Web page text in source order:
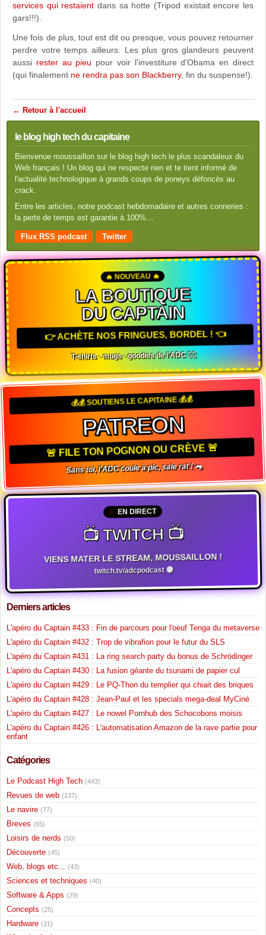
services qui restaient dans sa hotte (Tripod existait encore les
gars!!!).
Une fois de plus, tout est dit ou presque, vous pouvez retourner
perdre votre temps ailleurs. Les plus gros glandeurs peuvent
aussi rester au pieu pour voir l'investiture d'Obama en direct
(qui finalement ne rendra pas son Blackberry, fin du suspense!).
← Retour à l'accueil
le blog high tech du capitaine
Bienvenue moussaillon sur le blog high tech le plus scandaleux du
Web français ! Un blog qui ne respecte rien et te tient informé de
l'actualité technologique à grands coups de poneys défoncés au
crack.
Entre les articles, notre podcast hebdomadaire et autres conneries :
la perte de temps est garantie à 100%…
Flux RSS podcast Twitter
🔥 NOUVEAU 🔥
LA BOUTIQUE
DU CAPTAIN
👉 ACHÈTE NOS FRINGUES, BORDEL ! 👈
T-shirts · mugs · goodies de l'ADC 🏴‍☠️
💰💰 SOUTIENS LE CAPITAINE 💰💰
PATREON
🚨 FILE TON POGNON OU CRÈVE 🚨
Sans toi, l'ADC coule à pic, sale rat ! 🐀
EN DIRECT
📺 TWITCH 📺
VIENS MATER LE STREAM, MOUSSAILLON !
twitch.tv/adcpodcast 🟣
Derniers articles
L'apéro du Captain #433 : Fin de parcours pour l'oeuf Tenga du metaverse
L'apéro du Captain #432 : Trop de vibrafion pour le futur du SLS
L'apéro du Captain #431 : La ring search party du bonus de Schrödinger
L'apéro du Captain #430 : La fusion géante du tsunami de papier cul
L'apéro du Captain #429 : Le PQ-Thon du templier qui chiait des briques
L'apéro du Captain #428 : Jean-Paul et les specials mega-deal MyCiné
L'apéro du Captain #427 : Le nowel Pornhub des Schocobons moisis
L'apéro du Captain #426 : L'automatisation Amazon de la rave partie pour
enfant
Catégories
Le Podcast High Tech (443)
Revues de web (137)
Le navire (77)
Breves (65)
Loisirs de nerds (50)
Découverte (45)
Web, blogs etc... (43)
Sciences et techniques (40)
Software & Apps (29)
Concepts (25)
Hardware (21)